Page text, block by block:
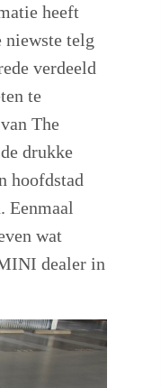
heeft
niewste telg
verdeeld
te
The
drukke
hoofdstad
Eenmaal
wat
dealer in